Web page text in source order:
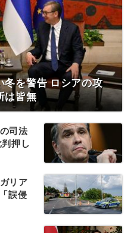
冬を警告 ロシアの攻
は皆無
司法
押し
リア
誤侵